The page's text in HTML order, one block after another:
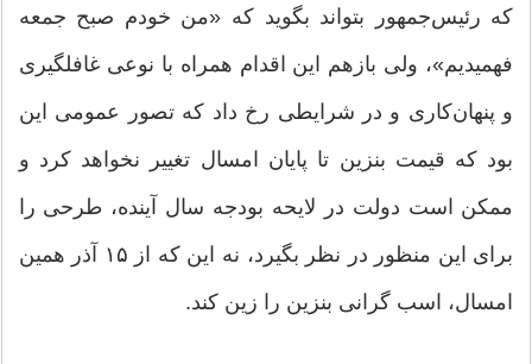
که رئیس‌جمهور بتواند بگوید که «من خودم صبح جمعه
فهمیدیم»، ولی بازهم این اقدام همراه با نوعی غافلگیری
و پنهان‌کاری و در شرایطی رخ داد که تصور عمومی این
بود که قیمت بنزین تا پایان امسال تغییر نخواهد کرد و
ممکن است دولت در لایحه بودجه سال آینده، طرحی را
برای این منظور در نظر بگیرد، نه این که از ۱۵ آذر همین
امسال، اسب گرانی بنزین را زین کند.